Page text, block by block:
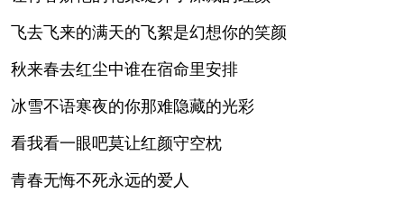
飞去飞来的满天的飞絮是幻想你的笑颜
秋来春去红尘中谁在宿命里安排
冰雪不语寒夜的你那难隐藏的光彩
看我看一眼吧莫让红颜守空枕
青春无悔不死永远的爱人